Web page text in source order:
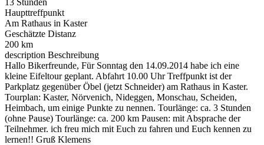
Haupttreffpunkt
Am Rathaus in Kaster
Geschätzte Distanz
200 km
description Beschreibung
Hallo Bikerfreunde, Für Sonntag den 14.09.2014 habe ich eine
kleine Eifeltour geplant. Abfahrt 10.00 Uhr Treffpunkt ist der
Parkplatz gegenüber Öbel (jetzt Schneider) am Rathaus in Kaster.
Tourplan: Kaster, Nörvenich, Nideggen, Monschau, Scheiden,
Heimbach, um einige Punkte zu nennen. Tourlänge: ca. 3 Stunden
(ohne Pause) Tourlänge: ca. 200 km Pausen: mit Absprache der
Teilnehmer. ich freu mich mit Euch zu fahren und Euch kennen zu
lernen!! Gruß Klemens